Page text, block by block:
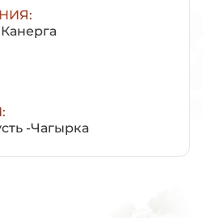
-Чагырка